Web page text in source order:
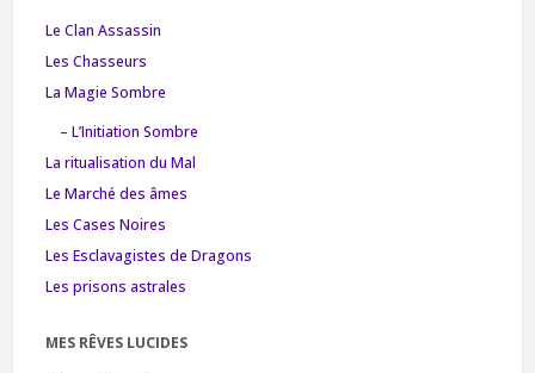
Le Clan Assassin
Les Chasseurs
La Magie Sombre
– L’Initiation Sombre
La ritualisation du Mal
Le Marché des âmes
Les Cases Noires
Les Esclavagistes de Dragons
Les prisons astrales
MES RÊVES LUCIDES